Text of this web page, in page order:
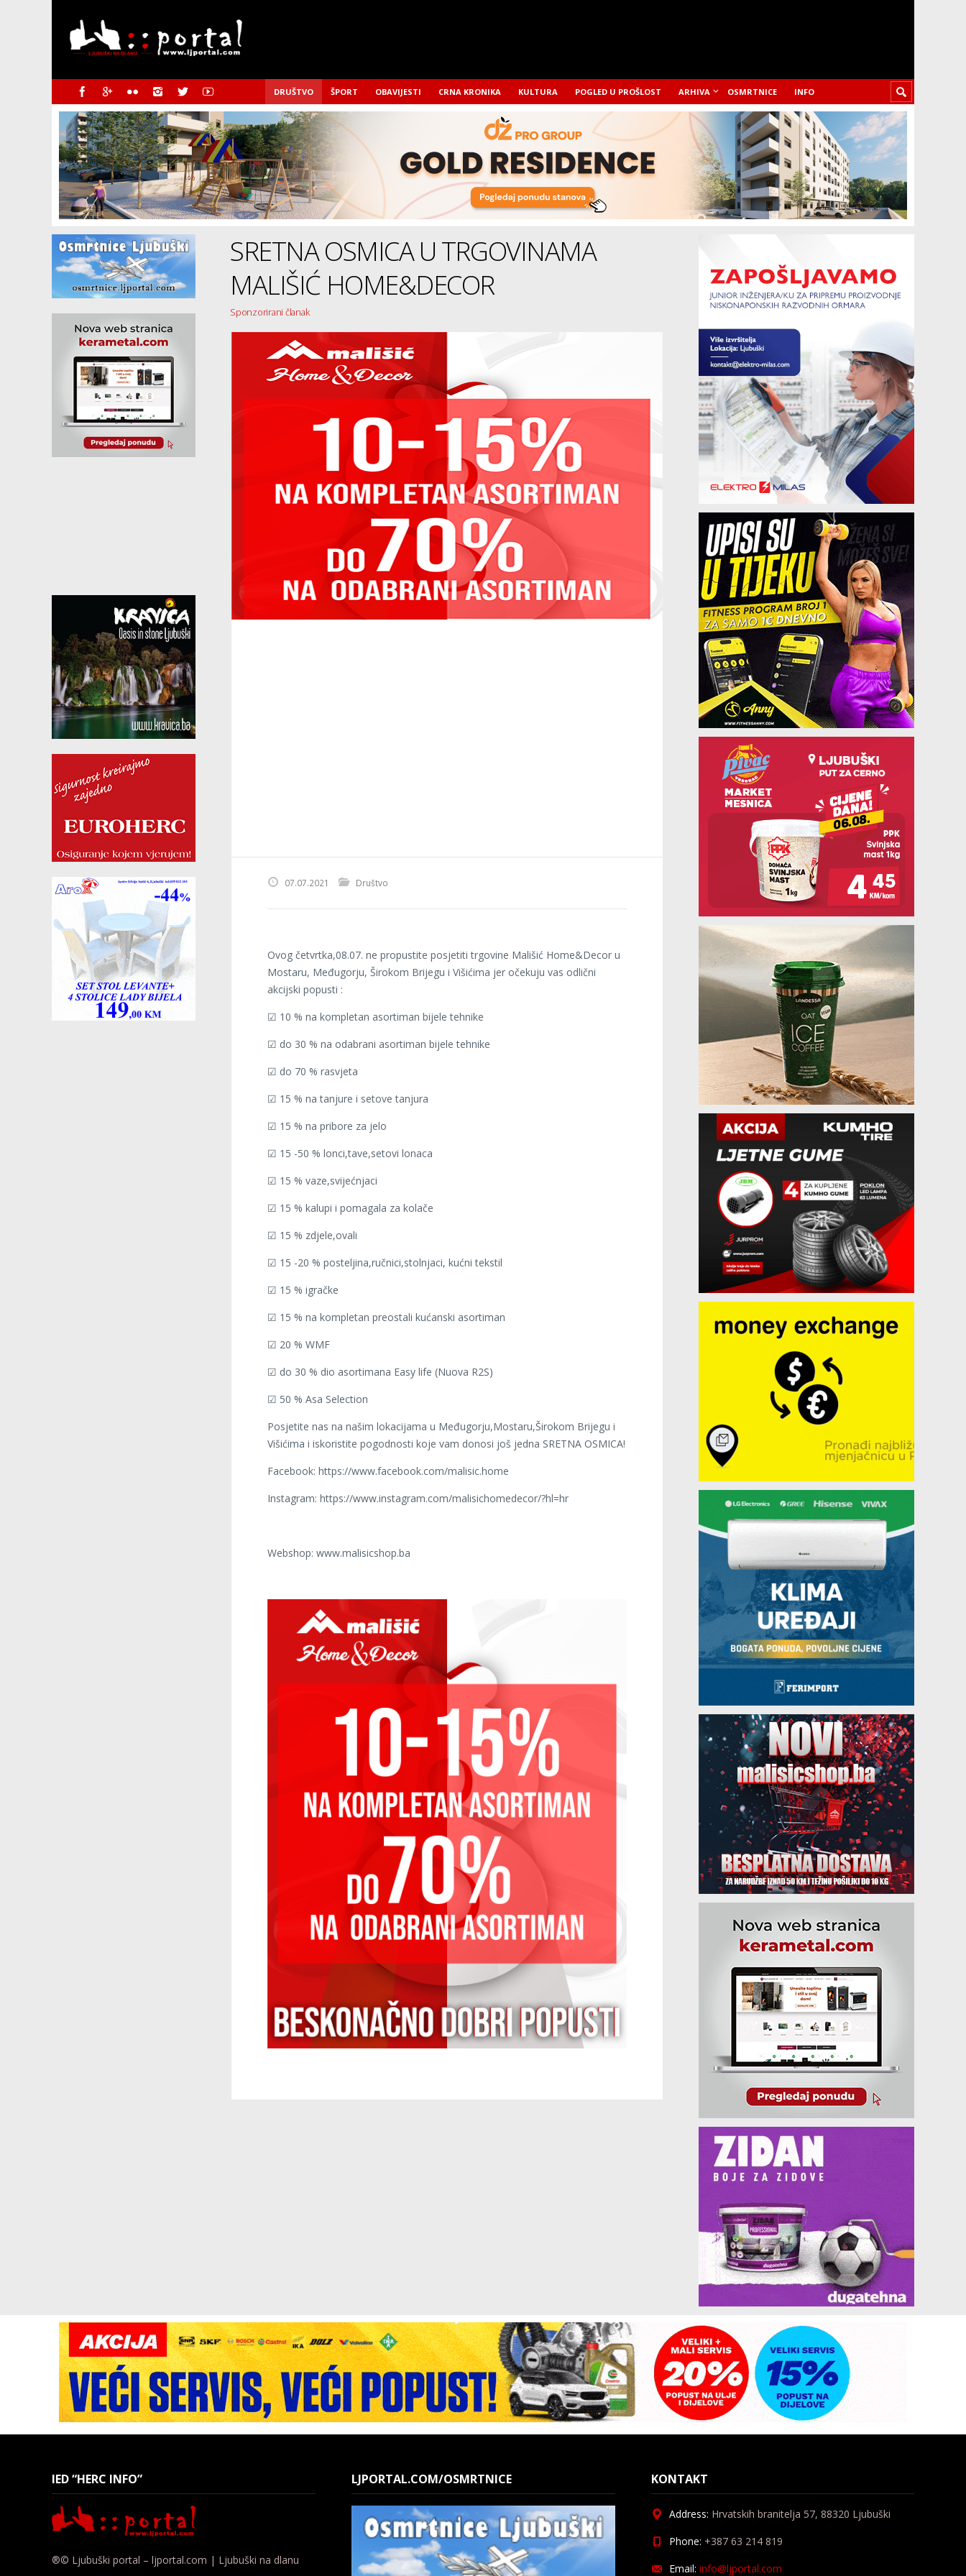
DRUŠTVO ŠPORT OBAVIJESTI CRNA KRONIKA KULTURA POGLED U PROŠLOST ARHIVA OSMRTNICE INFO
SRETNA OSMICA U TRGOVINAMA
MALIŠIĆ HOME&DECOR
Sponzorirani članak
07.07.2021 Društvo
Ovog četvrtka,08.07. ne propustite posjetiti trgovine Mališić Home&Decor u
Mostaru, Međugorju, Širokom Brijegu i Višićima jer očekuju vas odlični
akcijski popusti :
☑ 10 % na kompletan asortiman bijele tehnike
☑ do 30 % na odabrani asortiman bijele tehnike
☑ do 70 % rasvjeta
☑ 15 % na tanjure i setove tanjura
☑ 15 % na pribore za jelo
☑ 15 -50 % lonci,tave,setovi lonaca
☑ 15 % vaze,svijećnjaci
☑ 15 % kalupi i pomagala za kolače
☑ 15 % zdjele,ovali
☑ 15 -20 % posteljina,ručnici,stolnjaci, kućni tekstil
☑ 15 % igračke
☑ 15 % na kompletan preostali kućanski asortiman
☑ 20 % WMF
☑ do 30 % dio asortimana Easy life (Nuova R2S)
☑ 50 % Asa Selection
Posjetite nas na našim lokacijama u Međugorju,Mostaru,Širokom Brijegu i
Višićima i iskoristite pogodnosti koje vam donosi još jedna SRETNA OSMICA!
Facebook: https://www.facebook.com/malisic.home
Instagram: https://www.instagram.com/malisichomedecor/?hl=hr
Webshop: www.malisicshop.ba
IED “HERC INFO”
®© Ljubuški portal – ljportal.com | Ljubuški na dlanu
LJPORTAL.COM/OSMRTNICE KONTAKT
Address: Hrvatskih branitelja 57, 88320 Ljubuški
Phone: +387 63 214 819
Email: info@ljportal.com